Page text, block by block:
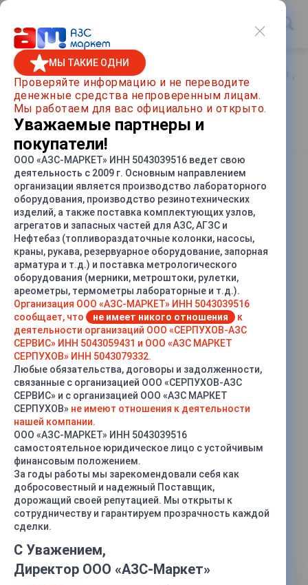
Главная / Каталог товаров Вторичные приборы УСС, КУП,
Контроллеры КУП-31, КУП-32,
КУП-33
КУП-31, КУП-32, КУП-33Контроллеры универсально-
программируемые
МЫ ТАКИЕ ОДНИ
Проверяйте информацию и не переводите
денежные средства непроверенным лицам.
Мы работаем для вас официально и открыто.
Уважаемые партнеры и
покупатели!
ООО «АЗС-МАРКЕТ» ИНН 5043039516 ведет свою
деятельность с 2009 г. Основным направлением
организации является производство лабораторного
оборудования, производство резинотехнических
изделий, а также поставка комплектующих узлов,
агрегатов и запасных частей для АЗС, АГЗС и
Нефтебаз (топливораздаточные колонки, насосы,
краны, рукава, резервуарное оборудование, запорная
арматура и т.д.) и поставка метрологического
оборудования (мерники, метроштоки, рулетки,
ареометры, термометры лабораторные и т.д.).
Организация ООО «АЗС-МАРКЕТ» ИНН 5043039516
сообщает, что
не имеет никого отношения
к
деятельности организаций ООО «СЕРПУХОВ-АЗС
СЕРВИС» ИНН 5043059431 и ООО «АЗС МАРКЕТ
СЕРПУХОВ» ИНН 5043079332.
Любые обязательства, договоры и задолженности,
связанные с организацией ООО «СЕРПУХОВ-АЗС
СЕРВИС» и с организацией ООО «АЗС МАРКЕТ
СЕРПУХОВ» не имеют отношения к деятельности
нашей компании.
ООО «АЗС-МАРКЕТ» ИНН 5043039516
самостоятельное юридическое лицо с устойчивым
финансовым положением.
За годы работы мы зарекомендовали себя как
добросовестный и надежный Поставщик,
дорожащий своей репутацией. Мы открыты к
сотрудничеству и гарантируем прозрачность каждой
сделки.
С Уважением,
Директор ООО «АЗС-Маркет»